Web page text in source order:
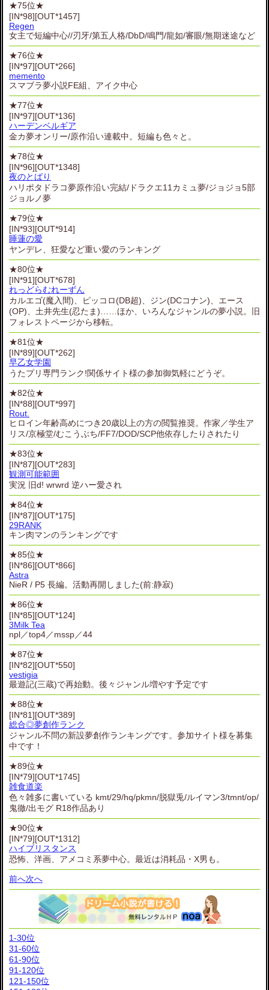
★75位★
[IN*98][OUT*1457]
Regen
女主で短編中心//刃牙/第五人格/DbD/鳴門/龍如/審眼/無期迷途など
★76位★
[IN*97][OUT*266]
memento
スマブラ夢小説FE組、アイク中心
★77位★
[IN*97][OUT*136]
ハーデンベルギア
金カ夢オンリー/原作沿い連載中。短編も色々と。
★78位★
[IN*96][OUT*1348]
夜のとばり
ハリポタドラコ夢原作沿い完結/ドラクエ11カミュ夢/ジョジョ5部
ジョルノ夢
★79位★
[IN*93][OUT*914]
睡蓮の愛
ヤンデレ、狂愛など重い愛のランキング
★80位★
[IN*91][OUT*678]
れっどらむれーずん
カルエゴ(魔入間)、ピッコロ(DB超)、ジン(DCコナン)、エース
(OP)、土井先生(忍たま)……ほか、いろんなジャンルの夢小説。旧
フォレストページから移転。
★81位★
[IN*89][OUT*262]
早乙女学園
うたプリ専門ランク!関係サイト様の参加御気軽にどうぞ。
★82位★
[IN*88][OUT*997]
Rout.
ヒロイン年齢高めにつき20歳以上の方の閲覧推奨。作家／学生ア
リス/京極堂/むこうぶち/FF7/DOD/SCP他依存したりされたり
★83位★
[IN*87][OUT*283]
観測可能範囲
実況 旧d! wrwrd 逆ハー愛され
★84位★
[IN*87][OUT*175]
29RANK
キン肉マンのランキングです
★85位★
[IN*86][OUT*866]
Astra
NieR / P5 長編。活動再開しました(前:静寂)
★86位★
[IN*85][OUT*124]
3Milk Tea
npl／top4／mssp／44
★87位★
[IN*82][OUT*550]
vestigia
最遊記(三蔵)で再始動。後々ジャンル増やす予定です
★88位★
[IN*81][OUT*389]
総合◎夢創作ランク
ジャンル不問の新設夢創作ランキングです。参加サイト様を募集
中です！
★89位★
[IN*79][OUT*1745]
雑食道楽
色々雑多に書いている kmt/29/hq/pkmn/脱獄兎/ルイマン3/tmnt/op/
鬼徹/出モグ R18作品あり
★90位★
[IN*79][OUT*1312]
ハイブリスタンス
恐怖、洋画、アメコミ系夢中心。最近は消耗品・X男も。
前へ次へ
1-30位
31-60位
61-90位
91-120位
121-150位